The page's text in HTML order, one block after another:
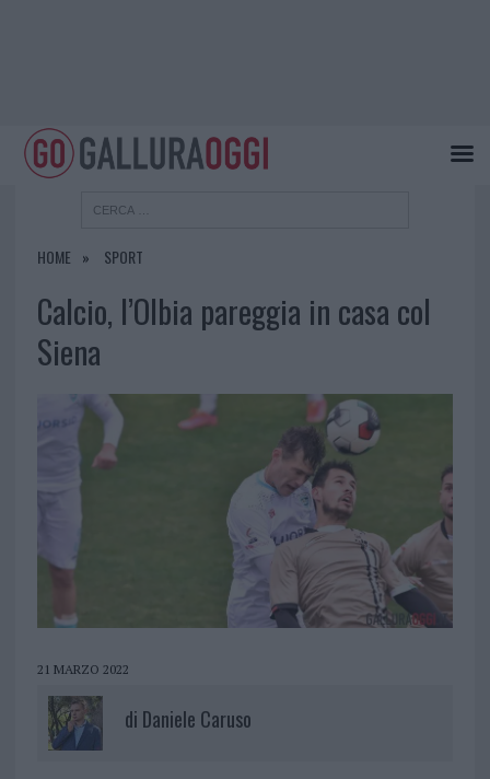
HOME SPORT
Calcio, l’Olbia pareggia in casa col
Siena
21 MARZO 2022
di Daniele Caruso